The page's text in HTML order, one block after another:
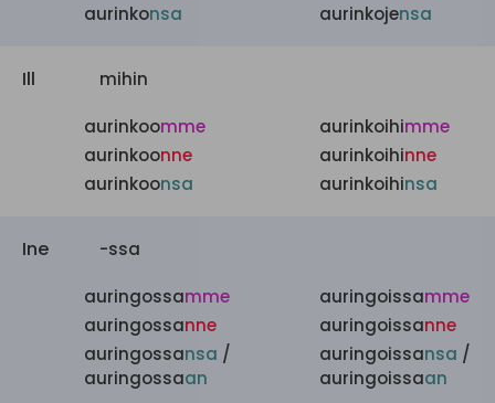
aurinkonsa
aurinkojensa
Ill mihin
aurinkoomme
aurinkoonne
aurinkoonsa
aurinkoihimme
aurinkoihinne
aurinkoihinsa
Ine -ssa
auringossamme
auringossanne
auringossansa /
auringossaan
auringoissamme
auringoissanne
auringoissansa /
auringoissaan